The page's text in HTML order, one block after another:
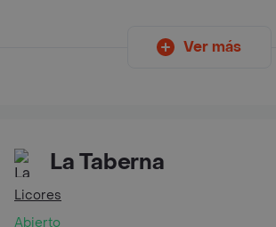
Ver más
La Taberna
Licores
Abierto